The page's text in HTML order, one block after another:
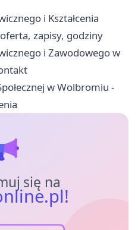
i Kształcenia
zapisy, godziny
i Zawodowego w
w Wolbromiu -
się na